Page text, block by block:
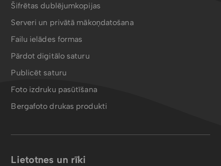
Šifrētas dublējumkopijas
Serveri un privātā mākoņdatošana
Failu ielādes formas
Pārdot digitālo saturu
Publicēt saturu
Foto izdruku pasūtīšana
Bergafoto drukas produkti
Lietotnes un rīki